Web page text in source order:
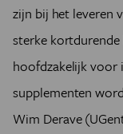
zijn bij het leveren
sterke
hoofdzakelijk voor
supplementen
Wim Derave